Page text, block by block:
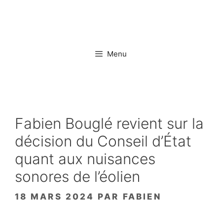
Menu
Fabien Bouglé revient sur la
décision du Conseil d’État
quant aux nuisances
sonores de l’éolien
18 MARS 2024 PAR FABIEN